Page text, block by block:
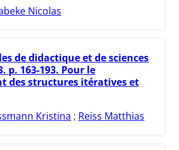
Nicolas
de didactique et de sciences
p. 163-193. Pour le
des structures itératives et
Kristina ; Reiss Matthias